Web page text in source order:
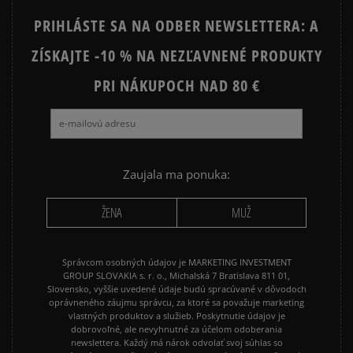
Prezrite si populárne kolekcie:
NIKE FLEECE NIKE TECH FLEECE
NIKE SPORTSWEAR JARNÉ OBLEČENIE
ADIDAS 3 STRIPES ADIDAS 3 STRIPES TRIČKÁ
PRIHLÁSTE SA NA ODBER NEWSLETTERA: A
ZÍSKAJTE -10 % NA NEZĽAVNENÉ PRODUKTY
PRI NÁKUPOCH NAD 80 €
Zaujala ma ponuka:
ŽENA MUŽ
Správcom osobných údajov je MARKETING INVESTMENT
GROUP SLOVAKIA s. r. o., Michalská 7 Bratislava 811 01,
Slovensko, vyššie uvedené údaje budú spracúvané v dôvodoch
oprávneného záujmu správcu, za ktoré sa považuje marketing
vlastných produktov a služieb. Poskytnutie údajov je
dobrovoľné, ale nevyhnutné za účelom odoberania
newslettera. Každý má nárok odvolať svoj súhlas so